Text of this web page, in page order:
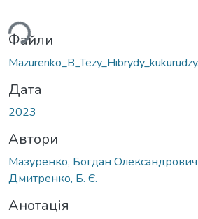
Файли
Дата
2023
Автори
Мазуренко, Богдан Олександрович
Дмитренко, Б. Є.
Анотація